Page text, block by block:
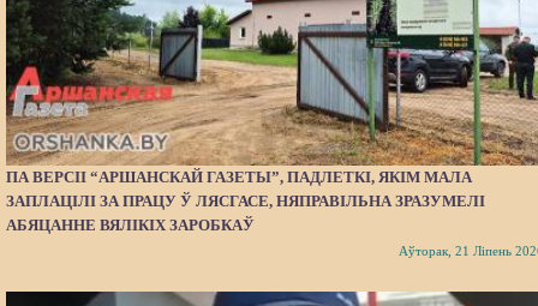
ПА ВЕРСІІ “АРШАНСКАЙ ГАЗЕТЫ”, ПАДЛЕТКІ, ЯКІМ МАЛА
ЗАПЛАЦІЛІ ЗА ПРАЦУ Ў ЛЯСГАСЕ, НЯПРАВІЛЬНА ЗРАЗУМЕЛІ
АБЯЦАННЕ ВЯЛІКІХ ЗАРОБКАЎ
Аўторак, 21 Ліпень